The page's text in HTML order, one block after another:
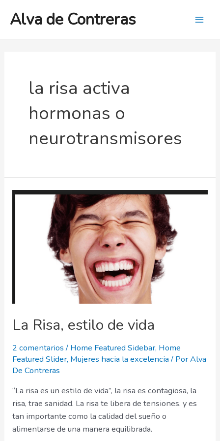
Alva de Contreras
la risa activa
hormonas o
neurotransmisores
La Risa, estilo de vida
2 comentarios / Home Featured Sidebar, Home
Featured Slider, Mujeres hacia la excelencia/ PorAlva
De Contreras
“La risa es un estilo de vida”, la risa es contagiosa, la
risa, trae sanidad. La risa te libera de tensiones. y es
tan importante como la calidad del sueño o
alimentarse de una manera equilibrada.